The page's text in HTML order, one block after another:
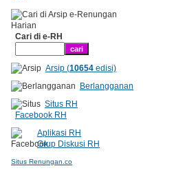
Cari di e-RH
Arsip (10654edisi)
Berlangganan
Situs RH
Facebook RH
Aplikasi RH
Grup Diskusi RH
Situs Renungan.co